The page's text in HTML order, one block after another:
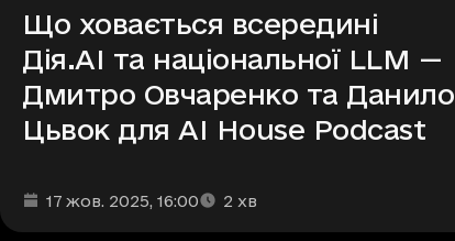
Що ховається всередині
Дія.АІ та національної LLM —
Дмитро Овчаренко та Данило
Цьвок для АІ House Podcast
Дата та час публікації
17 жов. 2025, 16:00
Час читання: 2 хв